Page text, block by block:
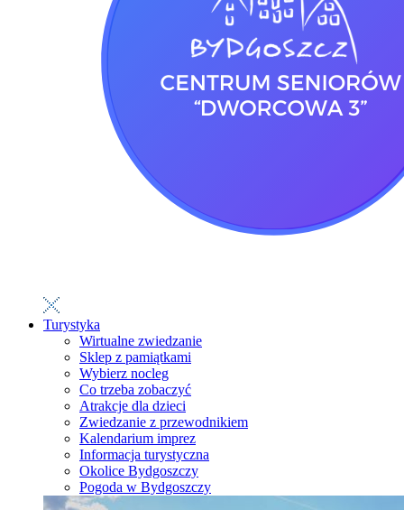
Turystyka
Wirtualne zwiedzanie
Sklep z pamiątkami
Wybierz nocleg
Co trzeba zobaczyć
Atrakcje dla dzieci
Zwiedzanie z przewodnikiem
Kalendarium imprez
Informacja turystyczna
Okolice Bydgoszczy
Pogoda w Bydgoszczy